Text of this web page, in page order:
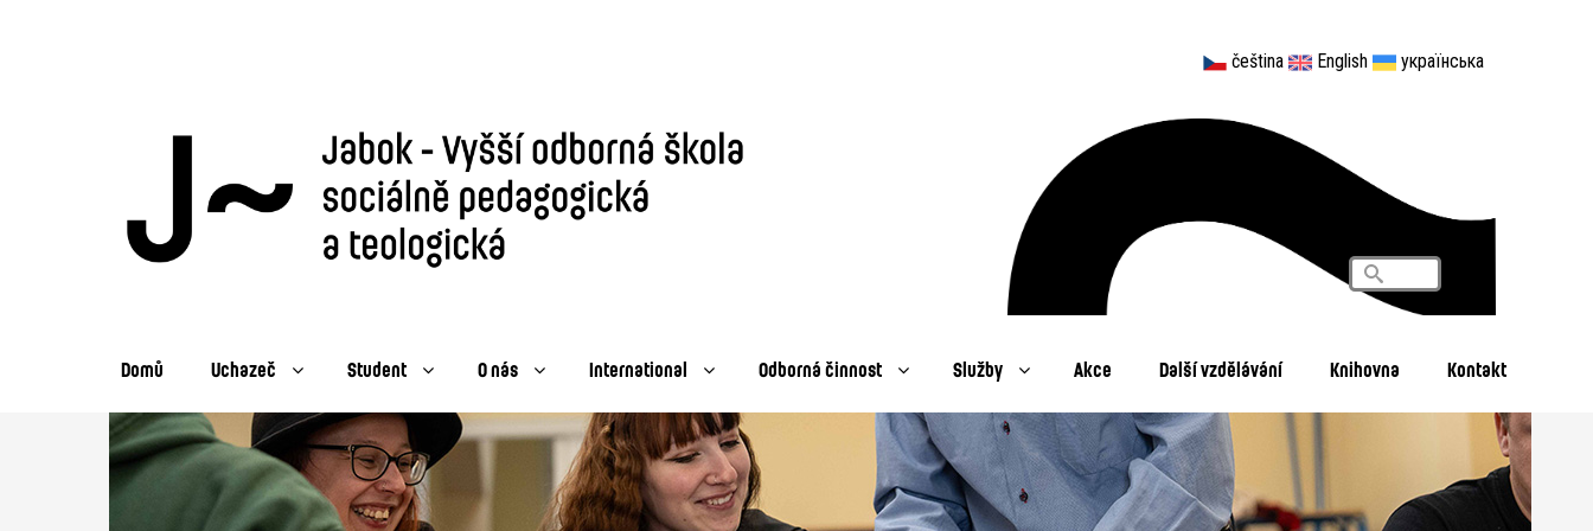
čeština English українська
Vyhledávání
Search
Domů Uchazeč Student O nás International Odborná činnost Služby Akce Další vzdělávání Knihovna Kontakt